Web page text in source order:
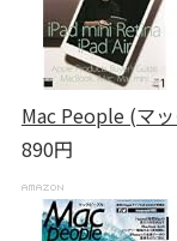
Mac People (マ
890円